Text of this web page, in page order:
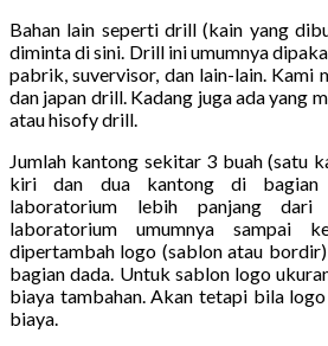
Bahan lain seperti drill (kain yang
diminta di sini. Drill ini umumnya
pabrik, suvervisor, dan lain-lain. Kami
dan japan drill. Kadang juga ada yang
atau hisofy drill.
Jumlah kantong sekitar 3 buah (satu
kiri dan dua kantong di bagian
laboratorium lebih panjang dari
laboratorium umumnya sampai
dipertambah logo (sablon atau
bagian dada. Untuk sablon logo
biaya tambahan. Akan tetapi bila
biaya.